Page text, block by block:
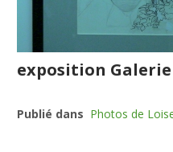
exposition
Publié dans Photos de